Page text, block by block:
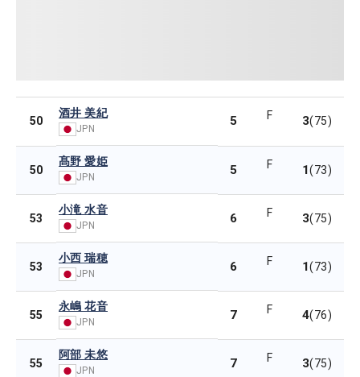
50
酒井 美紀
JPN
5 F 3(75)
50
髙野 愛姫
JPN 5 F 1(73)
53
小滝 水音
JPN 6 F 3(75)
53
小西 瑞穂
JPN 6 F 1(73)
55
永嶋 花音
JPN 7 F 4(76)
55
阿部 未悠
JPN 7 F 3(75)